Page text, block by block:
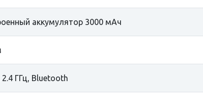
аккумулятор 3000 мАч
2.4 ГГц, Bluetooth